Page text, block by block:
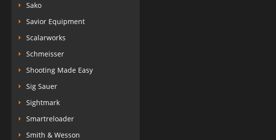
Sako
Savior Equipment
Scalarworks
Schmeisser
Shooting Made Easy
Sig Sauer
Sightmark
Smartreloader
Smith & Wesson